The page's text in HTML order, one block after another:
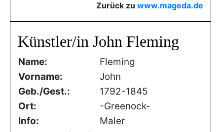
Zurück zu www.mageda.de
Künstler/in John Fleming
Name:
Fleming
Vorname:
John
Geb./Gest.:
1792-1845
Ort:
-Greenock-
Info:
Maler